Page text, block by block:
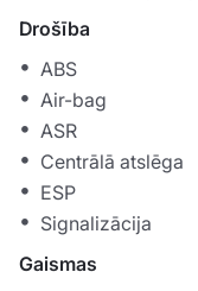
Drošība
ABS
Air-bag
ASR
Centrālā atslēga
ESP
Signalizācija
Gaismas